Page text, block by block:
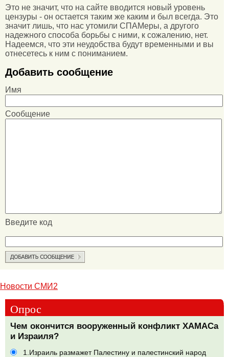
Это не значит, что на сайте вводится новый уровень
цензуры - он остается таким же каким и был всегда. Это
значит лишь, что нас утомили СПАМеры, а другого
надежного способа борьбы с ними, к сожалению, нет.
Надеемся, что эти неудобства будут временными и вы
отнесетесь к ним с пониманием.
Добавить сообщение
Имя
Сообщение
Введите код
Новости СМИ2
Опрос
Чем окончится вооруженный конфликт ХАМАСа
и Израиля?
1.Израиль размажет Палестину и палестинский народ